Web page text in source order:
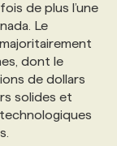
de plus l’une
Le
dont le
de dollars
solides et